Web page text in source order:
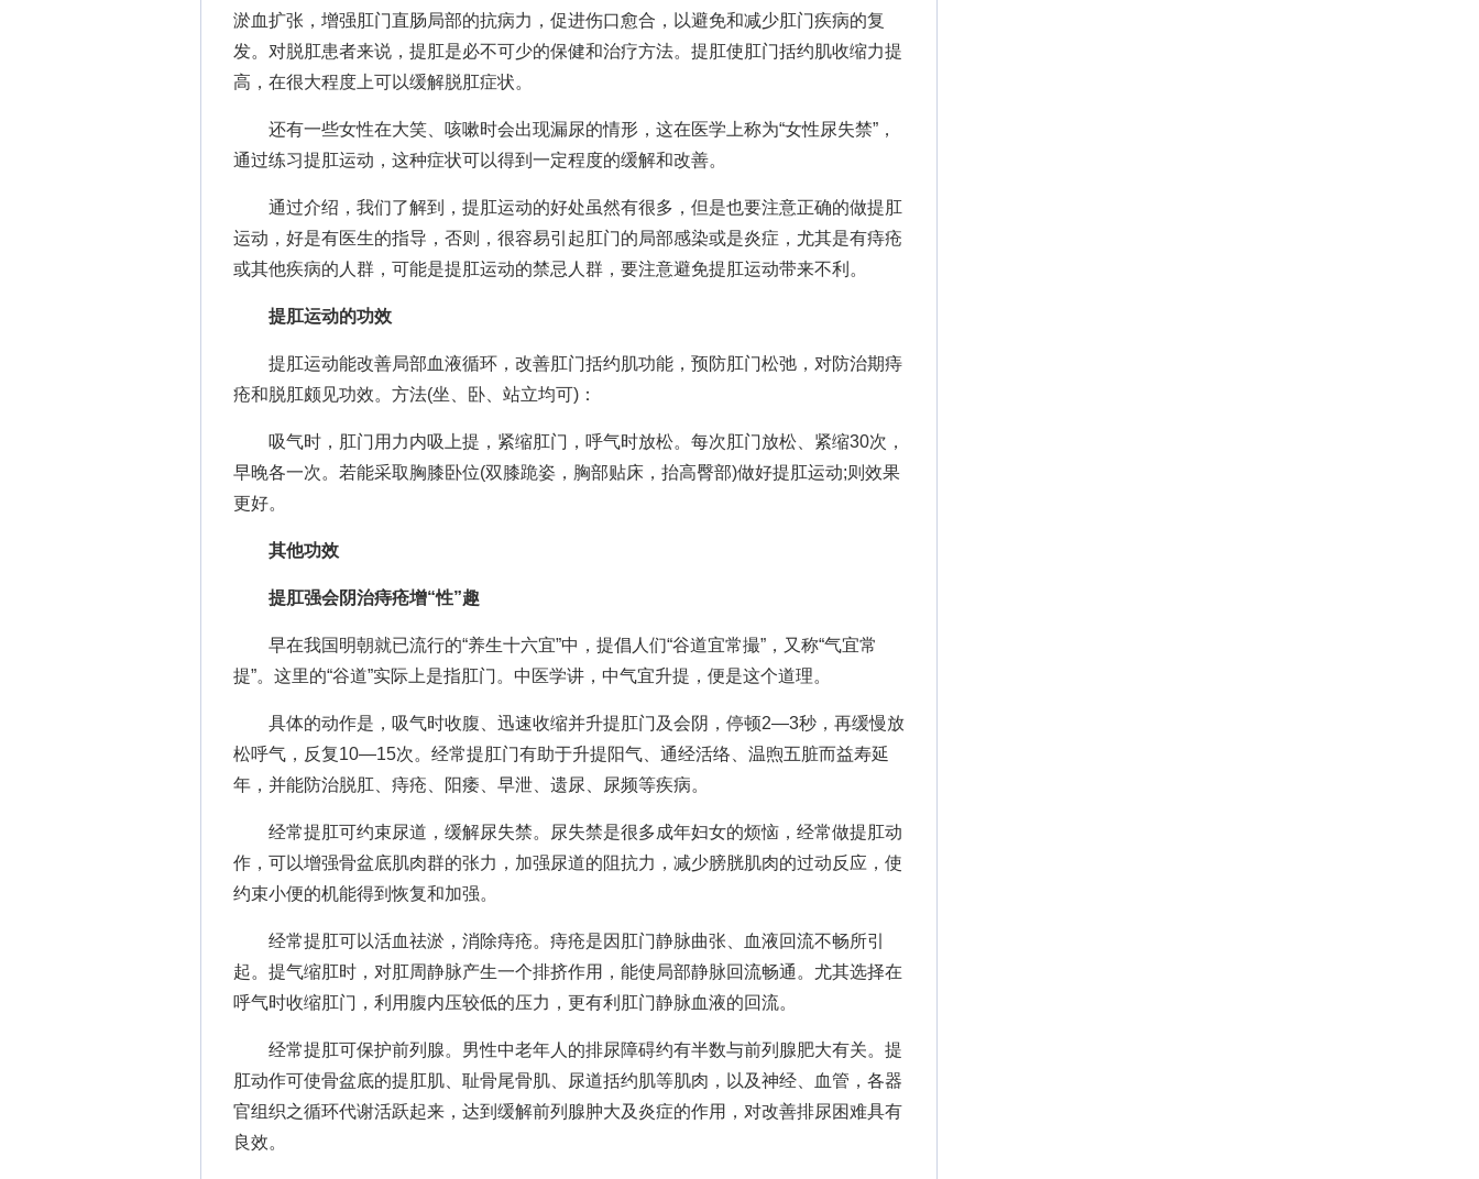
淤血扩张，增强肛门直肠局部的抗病力，促进伤口愈合，以避免和减少肛门疾病的复
发。对脱肛患者来说，提肛是必不可少的保健和治疗方法。提肛使肛门括约肌收缩力提
高，在很大程度上可以缓解脱肛症状。
还有一些女性在大笑、咳嗽时会出现漏尿的情形，这在医学上称为“女性尿失禁”，
通过练习提肛运动，这种症状可以得到一定程度的缓解和改善。
通过介绍，我们了解到，提肛运动的好处虽然有很多，但是也要注意正确的做提肛
运动，好是有医生的指导，否则，很容易引起肛门的局部感染或是炎症，尤其是有痔疮
或其他疾病的人群，可能是提肛运动的禁忌人群，要注意避免提肛运动带来不利。
提肛运动的功效
提肛运动能改善局部血液循环，改善肛门括约肌功能，预防肛门松弛，对防治期痔
疮和脱肛颇见功效。方法(坐、卧、站立均可)：
吸气时，肛门用力内吸上提，紧缩肛门，呼气时放松。每次肛门放松、紧缩30次，
早晚各一次。若能采取胸膝卧位(双膝跪姿，胸部贴床，抬高臀部)做好提肛运动;则效果
更好。
其他功效
提肛强会阴治痔疮增“性”趣
早在我国明朝就已流行的“养生十六宜”中，提倡人们“谷道宜常撮”，又称“气宜常
提”。这里的“谷道”实际上是指肛门。中医学讲，中气宜升提，便是这个道理。
具体的动作是，吸气时收腹、迅速收缩并升提肛门及会阴，停顿2—3秒，再缓慢放
松呼气，反复10—15次。经常提肛门有助于升提阳气、通经活络、温煦五脏而益寿延
年，并能防治脱肛、痔疮、阳痿、早泄、遗尿、尿频等疾病。
经常提肛可约束尿道，缓解尿失禁。尿失禁是很多成年妇女的烦恼，经常做提肛动
作，可以增强骨盆底肌肉群的张力，加强尿道的阻抗力，减少膀胱肌肉的过动反应，使
约束小便的机能得到恢复和加强。
经常提肛可以活血祛淤，消除痔疮。痔疮是因肛门静脉曲张、血液回流不畅所引
起。提气缩肛时，对肛周静脉产生一个排挤作用，能使局部静脉回流畅通。尤其选择在
呼气时收缩肛门，利用腹内压较低的压力，更有利肛门静脉血液的回流。
经常提肛可保护前列腺。男性中老年人的排尿障碍约有半数与前列腺肥大有关。提
肛动作可使骨盆底的提肛肌、耻骨尾骨肌、尿道括约肌等肌肉，以及神经、血管，各器
官组织之循环代谢活跃起来，达到缓解前列腺肿大及炎症的作用，对改善排尿困难具有
良效。